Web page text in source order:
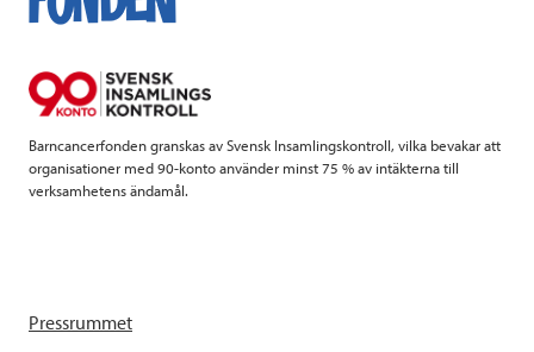
Barncancerfonden granskas av Svensk Insamlingskontroll, vilka bevakar att
organisationer med 90-konto använder minst 75 % av intäkterna till
verksamhetens ändamål.
Pressrummet